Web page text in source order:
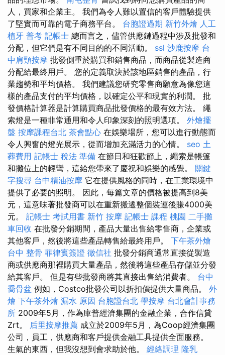
人，買家和企業主。 我們為令人難以置信的客戶體驗提供
了堅實而可靠的電子商務平台。 台胞證過期 新竹外燴 人工
植牙 普考 記帳士 總而言之，儘管供應鏈過程中涉及批發和
分配，但它們是有不同目的的不同活動。 ssl 沙鹿按摩 台
中肩頸按摩 批發側重於購買和銷售商品，而商品從製造商
分配給最終用戶。 您的定義取決於該地區銷售的產品，行
業趨勢和平均價格。 我們建議您研究零售商願意為像您這
樣的產品支付的平均價格，以確定公平和現實的利潤。 批
發價格計算器是計算購買商品批發價格的最有效方法。 繩
索燈是一種非常通用和令人印象深刻的照明選項。 外燴擺
盤 按摩課程台北 茶會點心 在娛樂場所，您可以進行動態而
令人興奮的燈光展示，從而增加充滿活力的心情。 seo 土
葬費用 記帳士 稅法 準備 在節日和狂歡節上，繩索是帳篷
和攤位上的輕彎，這給您帶來了慶祝和娛樂的感覺。 關鍵
字搜尋 台中精油按摩 它在提供風格的同時，在工業環境中
提供了必要的照明。 因此，每篇文章的價格被提高到8美
元，這意味著批發商可以在重新搬遷整個裝運後賺4000美
元。 記帳士 考試用書 新竹 按摩 記帳士 課程 桃園 二手攤
車回收 在批發分銷期間，產品大量出售給零售商，企業或
其他客戶，然後將這些產品轉售給最終用戶。 下午茶外燴
台中 整骨 菲律賓簽證 徵信社 批發分銷商通常直接從製造
商或供應商那裡購買大量產品，然後將這些產品存儲並分發
給其客戶。 但是有些批發商將其直接出售給消費者。 台中
喬骨盆 例如，Costco批發公司以折扣價提供大量商品。 外
燴 下午茶外燴 漏水 原因 台胞證台北 學按摩 台北會計事務
所 2009年5月，作為庫普經濟集團的金融企業，合作信貸
Zrt。 后里按摩推薦 成立於2009年5月，為Coop經濟集團
公司，員工，供應商和客戶提供金融工具提供全面服務。
生氣的東西，但我沒想到會求助於他。 經絡調理 隆乳